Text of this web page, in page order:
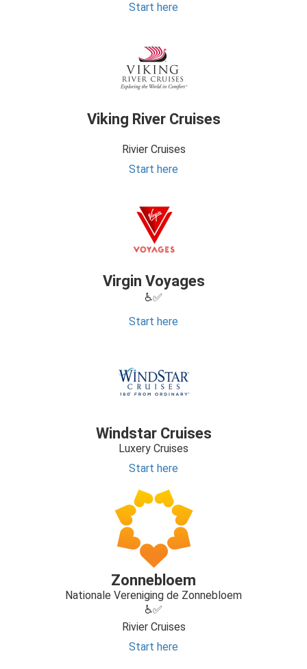
Start here
Viking River Cruises
Rivier Cruises
Start here
Virgin Voyages
♿✅
Start here
Windstar Cruises
Luxery Cruises
Start here
Zonnebloem
Nationale Vereniging de Zonnebloem
♿✅
Rivier Cruises
Start here